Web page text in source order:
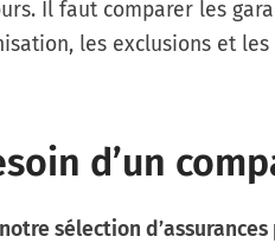
Il faut comparer les
les exclusions et
d’un
sélection d’